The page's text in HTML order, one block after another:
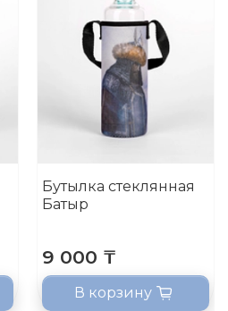
Бутылка стеклянная
Батыр
9 000 ₸
В корзину